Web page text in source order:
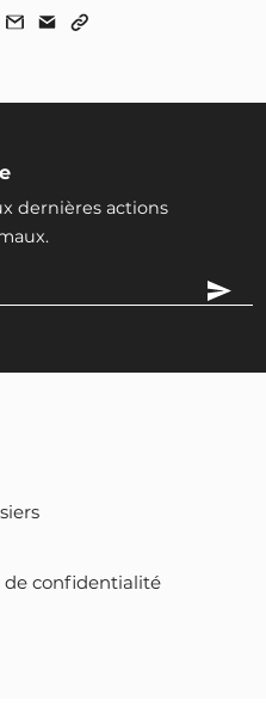
dernières actions
de confidentialité